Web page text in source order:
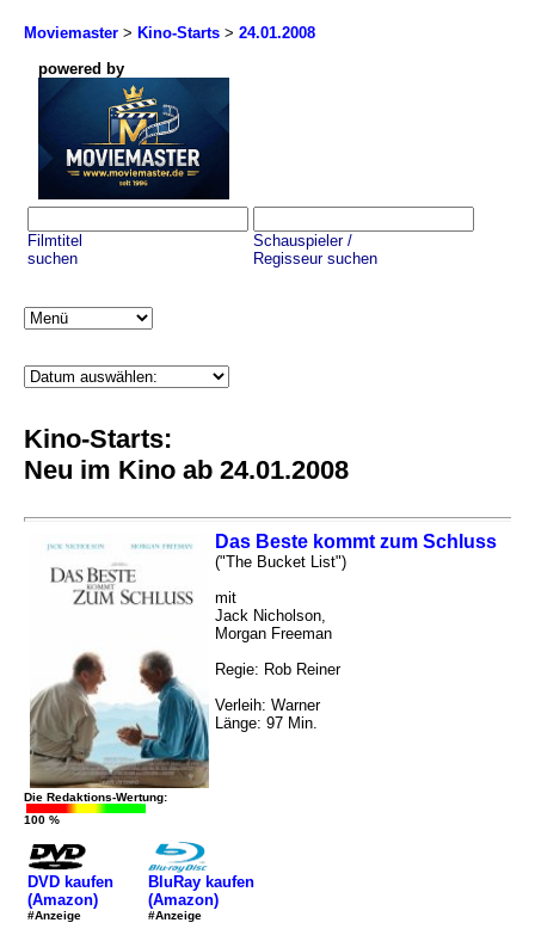
Moviemaster > Kino-Starts > 24.01.2008
powered by
Filmtitel
suchen
Schauspieler /
Regisseur suchen
Kino-Starts:
Neu im Kino ab 24.01.2008
Das Beste kommt zum Schluss
("The Bucket List")
mit
Jack Nicholson,
Morgan Freeman
Regie: Rob Reiner
Verleih: Warner
Länge: 97 Min.
Die Redaktions-Wertung:
100 %
DVD kaufen
(Amazon)
#Anzeige
BluRay kaufen
(Amazon)
#Anzeige